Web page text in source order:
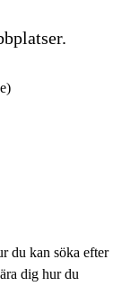
du kan söka efter
dig hur du